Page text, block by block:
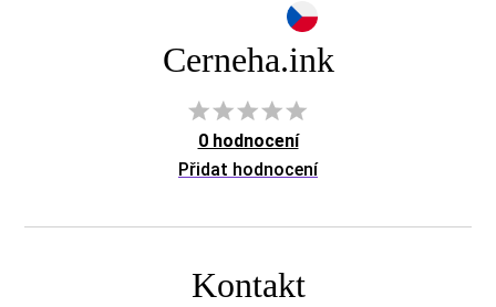
Cerneha.ink
0 hodnocení
Přidat hodnocení
Kontakt